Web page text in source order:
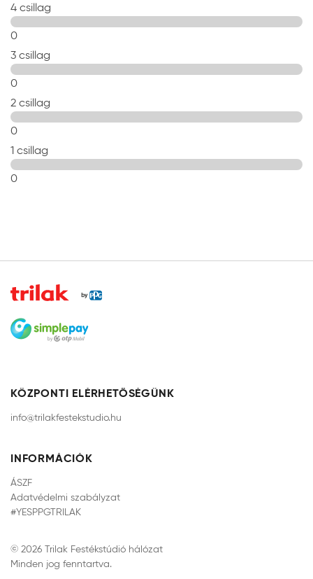
4 csillag
0
3 csillag
0
2 csillag
0
1 csillag
0
KÖZPONTI ELÉRHETŐSÉGÜNK
info@trilakfestekstudio.hu
INFORMÁCIÓK
ÁSZF
Adatvédelmi szabályzat
#YESPPGTRILAK
© 2026 Trilak Festékstúdió hálózat
Minden jog fenntartva.